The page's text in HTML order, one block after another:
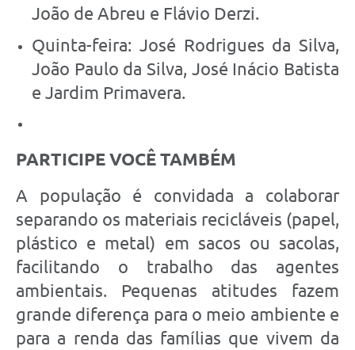
João de Abreu e Flávio Derzi.
Quinta-feira: José Rodrigues da Silva,
João Paulo da Silva, José Inácio Batista
e Jardim Primavera.
PARTICIPE VOCÊ TAMBÉM
A população é convidada a colaborar
separando os materiais recicláveis (papel,
plástico e metal) em sacos ou sacolas,
facilitando o trabalho das agentes
ambientais. Pequenas atitudes fazem
grande diferença para o meio ambiente e
para a renda das famílias que vivem da